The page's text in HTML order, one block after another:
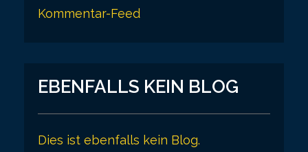
Kommentar-Feed
EBENFALLS KEIN BLOG
Dies ist ebenfalls kein Blog.